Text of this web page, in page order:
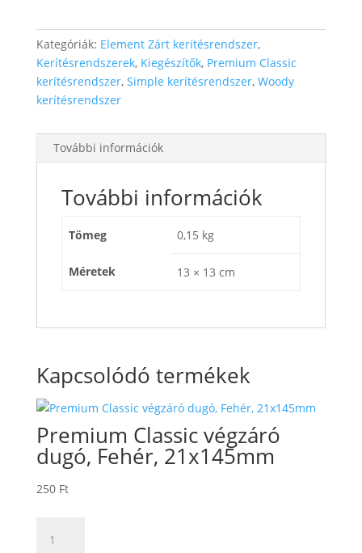
Kategóriák: Element Zárt kerítésrendszer,
Kerítésrendszerek, Kiegészítők, Premium Classic
kerítésrendszer, Simple kerítésrendszer, Woody
kerítésrendszer
További információk
További információk
Tömeg 0,15 kg
Méretek 13 × 13 cm
Kapcsolódó termékek
Premium Classic végzáró
dugó, Fehér, 21x145mm
250 Ft
Classic